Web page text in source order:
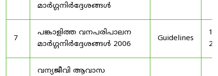
മാർഗ്ഗനിർദ്ദേശങ്ങൾ
7
പങ്കാളിത്ത വനപരിപാലന
മാർഗ്ഗനിർദ്ദേശങ്ങൾ 2006
Guidelines
വന്യജീവി ആവാസ